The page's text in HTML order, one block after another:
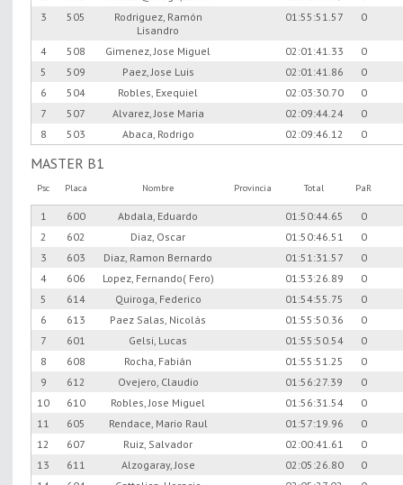
3
505
Rodriguez, Ramón
Lisandro
01:55:51.57 0
4 508 Gimenez, Jose Miguel 02:01:41.33
0
5
509 Paez, Jose Luis 02:01:41.86
0
6
504 Robles, Exequiel 02:03:30.70
0
7
507 Alvarez, Jose Maria 02:09:44.24
0
8
503 Abaca, Rodrigo 02:09:46.12 0
MASTER B1
Psc Placa Nombre Provincia Total PaR
1 600 Abdala, Eduardo 01:50:44.65
0
2
602 Diaz, Oscar 01:50:46.51
0
3
603 Diaz, Ramon Bernardo 01:51:31.57
0
4
606 Lopez, Fernando( Fero) 01:53:26.89
0
5
614 Quiroga, Federico 01:54:55.75
0
6
613 Paez Salas, Nicolás 01:55:50.36
0
7
601 Gelsi, Lucas 01:55:50.54
0
8
608 Rocha, Fabián 01:55:51.25
0
9
612 Ovejero, Claudio 01:56:27.39
0
10
610 Robles, Jose Miguel 01:56:31.54
0
11
605 Rendace, Mario Raul 01:57:19.96
0
12
607 Ruiz, Salvador 02:00:41.61
0
13
611 Alzogaray, Jose 02:05:26.80
0